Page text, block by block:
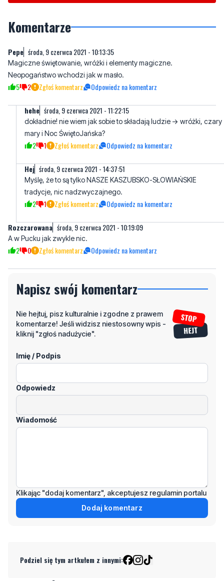
Komentarze
Pepe środa, 9 czerwca 2021 - 10:13:35
Magiczne świętowanie, wróżki i elementy magiczne.
Neopogaństwo wchodzi jak w masło.
5 2 Zgłoś komentarz Odpowiedz na komentarz
hehe środa, 9 czerwca 2021 - 11:22:15
dokładnie! nie wiem jak sobie to składają ludzie -> wróżki, czary
mary i Noc ŚwiętoJańska?
2 1 Zgłoś komentarz Odpowiedz na komentarz
Hej środa, 9 czerwca 2021 - 14:37:51
Myślę, że to są tylko NASZE KASZUBSKO-SŁOWIAŃSKIE
tradycje, nic nadzwyczajnego.
2 1 Zgłoś komentarz Odpowiedz na komentarz
Rozczarowana środa, 9 czerwca 2021 - 10:19:09
A w Pucku jak zwykle nic.
2 0 Zgłoś komentarz Odpowiedz na komentarz
Napisz swój komentarz
Nie hejtuj, pisz kulturalnie i zgodne z prawem
komentarze! Jeśli widzisz niestosowny wpis -
kliknij "zgłoś nadużycie".
Imię / Podpis
Odpowiedz
Wiadomość
Klikając "dodaj komentarz", akceptujesz regulamin portalu
Dodaj komentarz
Podziel się tym artkułem z innymi: